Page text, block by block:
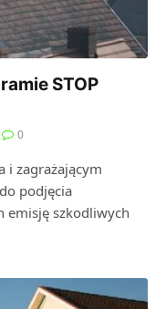
STOP
0
i zagrażającym
podjęcia
emisję szkodliwych